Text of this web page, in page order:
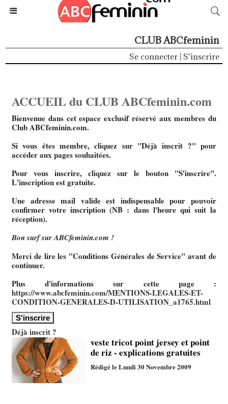
CLUB ABCfeminin
Se connecter S'inscrire
ACCUEIL du CLUB ABCfeminin.com
Bienvenue dans cet espace exclusif réservé aux membres du
Club ABCfeminin.com.
Si vous êtes membre, cliquez sur "Déjà inscrit ?" pour
accéder aux pages souhaitées.
Pour vous inscrire, cliquez sur le bouton "S'inscrire".
L'inscription est gratuite.
Une adresse mail valide est indispensable pour pouvoir
confirmer votre inscription (NB : dans l'heure qui suit la
réception).
Bon surf sur ABCfeminin.com !
Merci de lire les "Conditions Générales de Service" avant de
continuer.
Plus d'informations sur cette page :
https://www.abcfeminin.com/MENTIONS-LEGALES-ET-
CONDITION-GENERALES-D-UTILISATION_a1765.html
Déjà inscrit ?
veste tricot point jersey et point
de riz - explications gratuites
Rédigé le Lundi 30 Novembre 2009